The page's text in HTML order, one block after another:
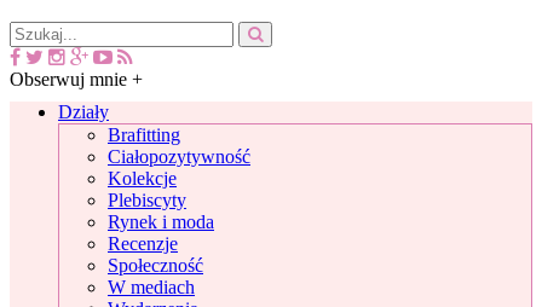
Obserwuj mnie +
Działy
Brafitting
Ciałopozytywność
Kolekcje
Plebiscyty
Rynek i moda
Recenzje
Społeczność
W mediach